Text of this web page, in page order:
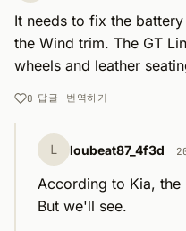
It needs to fix the
the Wind trim. The GT
wheels and leather
0 답글 번역하기
L loubeat87_4f3d
According to Kia, the
But we'll see.